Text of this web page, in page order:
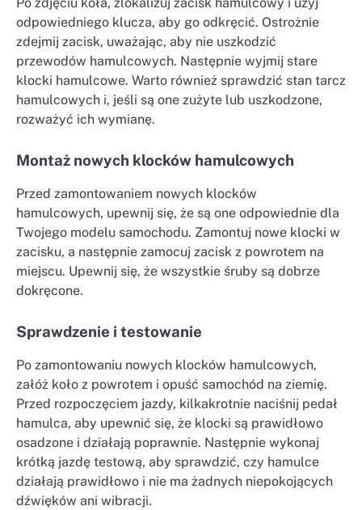
odpowiedniego klucza, aby go odkręcić. Ostrożnie
zdejmij zacisk, uważając, aby nie uszkodzić
przewodów hamulcowych. Następnie wyjmij stare
klocki hamulcowe. Warto również sprawdzić stan tarcz
hamulcowych i, jeśli są one zużyte lub uszkodzone,
rozważyć ich wymianę.
Montaż nowych klocków hamulcowych
Przed zamontowaniem nowych klocków
hamulcowych, upewnij się, że są one odpowiednie dla
Twojego modelu samochodu. Zamontuj nowe klocki w
zacisku, a następnie zamocuj zacisk z powrotem na
miejscu. Upewnij się, że wszystkie śruby są dobrze
dokręcone.
Sprawdzenie i testowanie
Po zamontowaniu nowych klocków hamulcowych,
załóż koło z powrotem i opuść samochód na ziemię.
Przed rozpoczęciem jazdy, kilkakrotnie naciśnij pedał
hamulca, aby upewnić się, że klocki są prawidłowo
osadzone i działają poprawnie. Następnie wykonaj
krótką jazdę testową, aby sprawdzić, czy hamulce
działają prawidłowo i nie ma żadnych niepokojących
dźwięków ani wibracji.